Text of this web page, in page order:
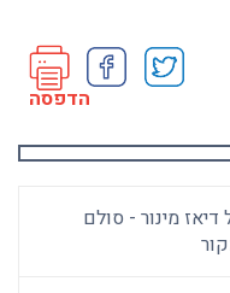
הדפסה
דיאז מינור - סולם